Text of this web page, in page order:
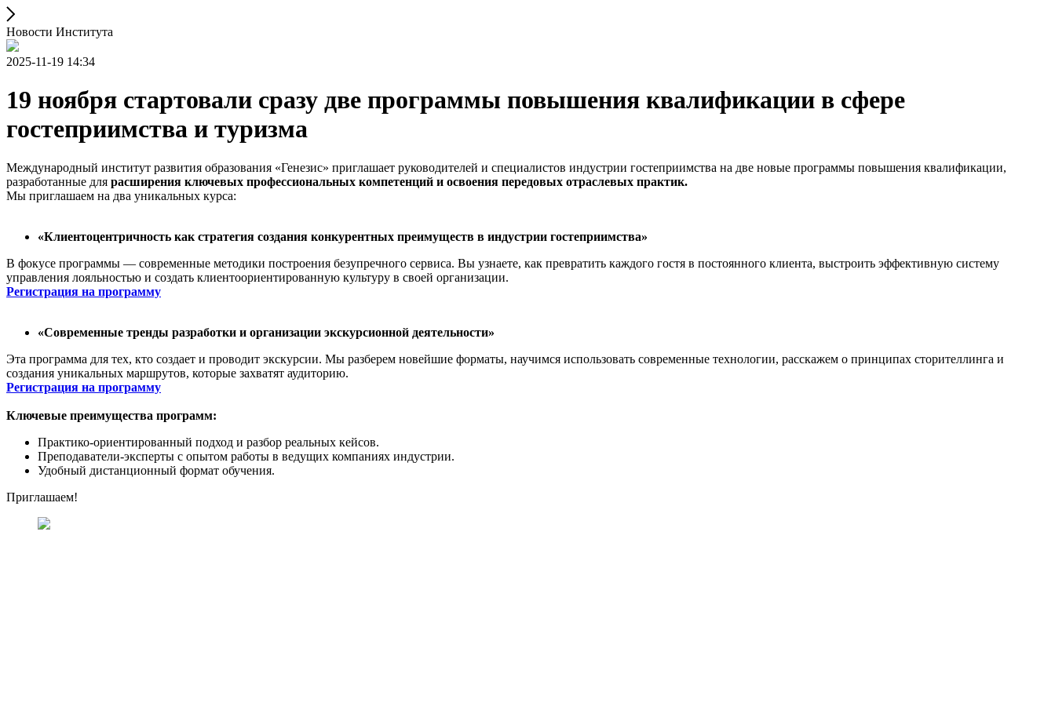
Новости Института
2025-11-19 14:34
19 ноября стартовали сразу две программы повышения квалификации в сфере
гостеприимства и туризма
Международный институт развития образования «Генезис» приглашает руководителей и специалистов индустрии гостеприимства на две новые программы повышения квалификации,
разработанные для расширения ключевых профессиональных компетенций и освоения передовых отраслевых практик.
Мы приглашаем на два уникальных курса:
«Клиентоцентричность как стратегия создания конкурентных преимуществ в индустрии гостеприимства»
В фокусе программы — современные методики построения безупречного сервиса. Вы узнаете, как превратить каждого гостя в постоянного клиента, выстроить эффективную систему
управления лояльностью и создать клиентоориентированную культуру в своей организации.
Регистрация на программу
«Современные тренды разработки и организации экскурсионной деятельности»
Эта программа для тех, кто создает и проводит экскурсии. Мы разберем новейшие форматы, научимся использовать современные технологии, расскажем о принципах сторителлинга и
создания уникальных маршрутов, которые захватят аудиторию.
Регистрация на программу
Ключевые преимущества программ:
Практико-ориентированный подход и разбор реальных кейсов.
Преподаватели-эксперты с опытом работы в ведущих компаниях индустрии.
Удобный дистанционный формат обучения.
Приглашаем!